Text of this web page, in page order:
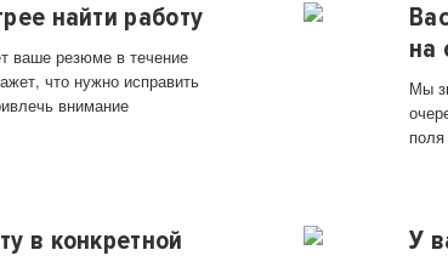
найти работу
ваше резюме в течение
что нужно исправить
внимание
на
Мы
в конкретной
У